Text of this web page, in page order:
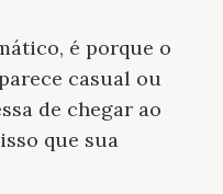
é porque o
casual ou
de chegar ao
que sua